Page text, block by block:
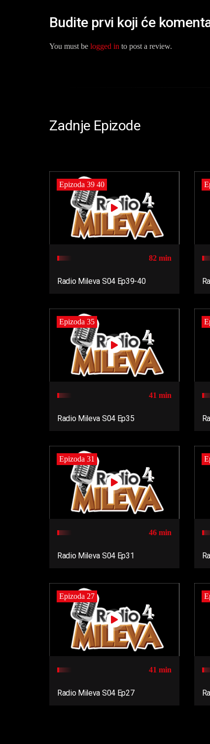
Budite prvi koji će
You must be logged in to post a review.
Zadnje Epizode
Epizoda 39 40
82 min
Radio Mileva S04 Ep39-40
Epizoda 35
41 min
Radio Mileva S04 Ep35
Epizoda 31
46 min
Radio Mileva S04 Ep31
Epizoda 27
41 min
Radio Mileva S04 Ep27